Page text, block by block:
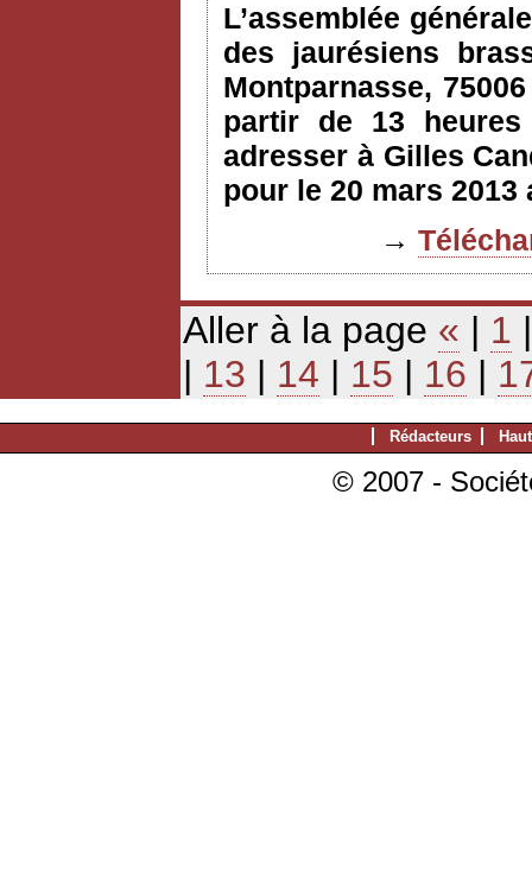
L’assemblée
des jaurésiens
Montparnasse,
partir de 13
adresser à Gilles
pour le 20 mars 2013
→
Aller à la page « | 1
| 13 | 14 | 15 | 16 |
Rédacteurs
© 2007 -